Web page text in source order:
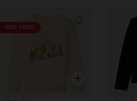
BEST PRICE*
Snel overzicht